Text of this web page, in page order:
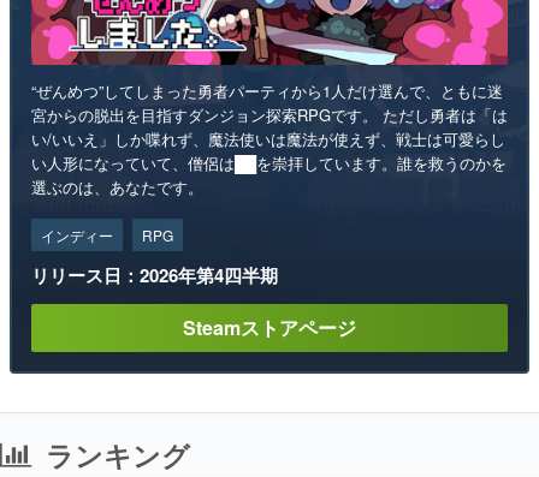
“ぜんめつ”してしまった勇者パーティから1人だけ選んで、ともに迷
宮からの脱出を目指すダンジョン探索RPGです。 ただし勇者は「は
い/いいえ」しか喋れず、魔法使いは魔法が使えず、戦士は可愛らし
い人形になっていて、僧侶は██を崇拝しています。誰を救うのかを
選ぶのは、あなたです。
インディー RPG
リリース日：2026年第4四半期
Steamストアページ
ランキング